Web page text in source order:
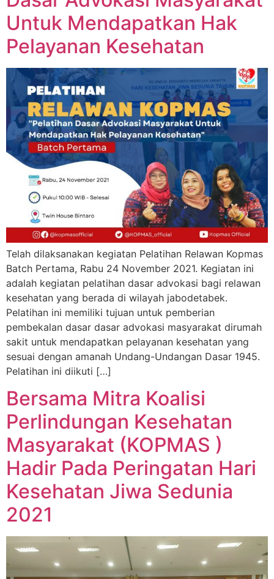
Untuk Mendapatkan Hak
Pelayanan Kesehatan
Telah dilaksanakan kegiatan Pelatihan Relawan Kopmas
Batch Pertama, Rabu 24 November 2021. Kegiatan ini
adalah kegiatan pelatihan dasar advokasi bagi relawan
kesehatan yang berada di wilayah jabodetabek.
Pelatihan ini memiliki tujuan untuk pemberian
pembekalan dasar dasar advokasi masyarakat dirumah
sakit untuk mendapatkan pelayanan kesehatan yang
sesuai dengan amanah Undang-Undangan Dasar 1945.
Pelatihan ini diikuti […]
Bersama Mitra Koalisi
Perlindungan Kesehatan
Masyarakat (KOPMAS )
Hadir Pada Peringatan Hari
Kesehatan Jiwa Sedunia
2021